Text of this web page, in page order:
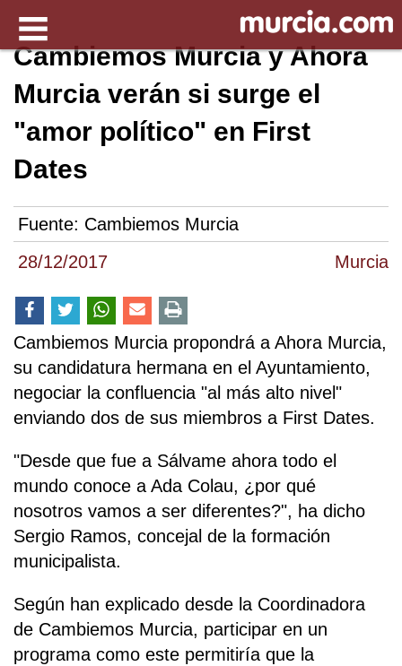
28/12/2017 Murcia
Cambiemos Murcia y Ahora
Murcia verán si surge el
"amor político" en First
Dates
Fuente: Cambiemos Murcia
Cambiemos Murcia propondrá a Ahora Murcia,
su candidatura hermana en el Ayuntamiento,
negociar la confluencia "al más alto nivel"
enviando dos de sus miembros a First Dates.
"Desde que fue a Sálvame ahora todo el
mundo conoce a Ada Colau, ¿por qué
nosotros vamos a ser diferentes?", ha dicho
Sergio Ramos, concejal de la formación
municipalista.
Según han explicado desde la Coordinadora
de Cambiemos Murcia, participar en un
programa como este permitiría que la